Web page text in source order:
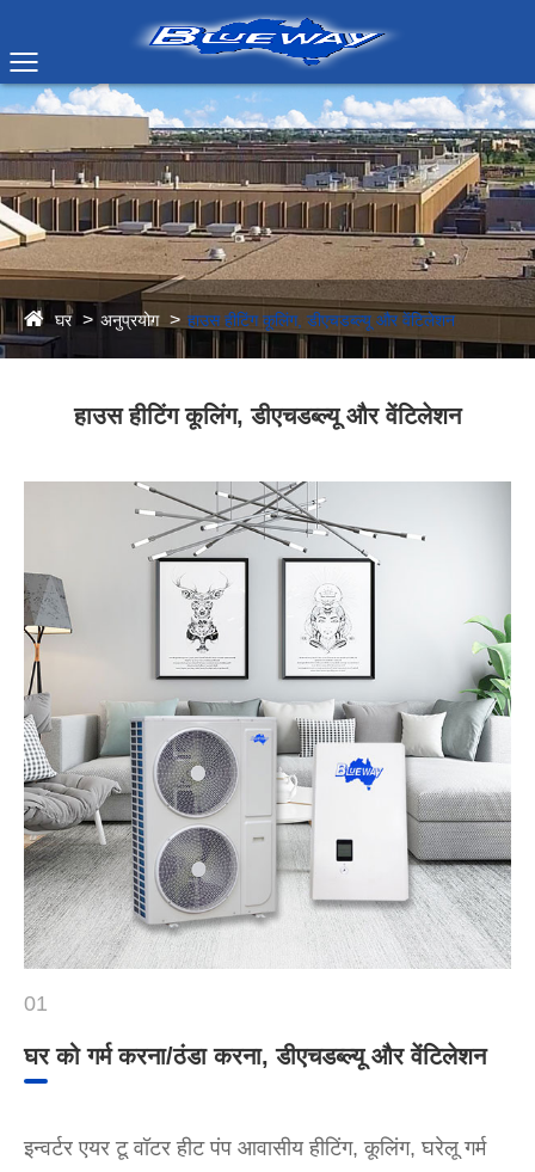
घर अनुप्रयोग हाउस हीटिंग कूलिंग, डीएचडब्ल्यू और वेंटिलेशन
हाउस हीटिंग कूलिंग, डीएचडब्ल्यू और वेंटिलेशन
01
घर को गर्म करना/ठंडा करना, डीएचडब्ल्यू और वेंटिलेशन
इन्वर्टर एयर टू वॉटर हीट पंप आवासीय हीटिंग, कूलिंग, घरेलू गर्म